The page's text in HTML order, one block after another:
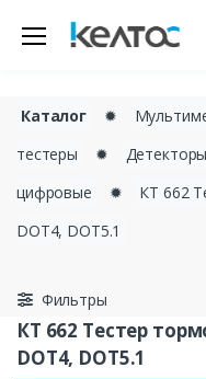
Каталог ✹
тестеры
✹
цифровые
✹
КТ 662
DOT4, DOT5.1
Фильтры
КТ 662 Тестер
DOT4, DOT5.1